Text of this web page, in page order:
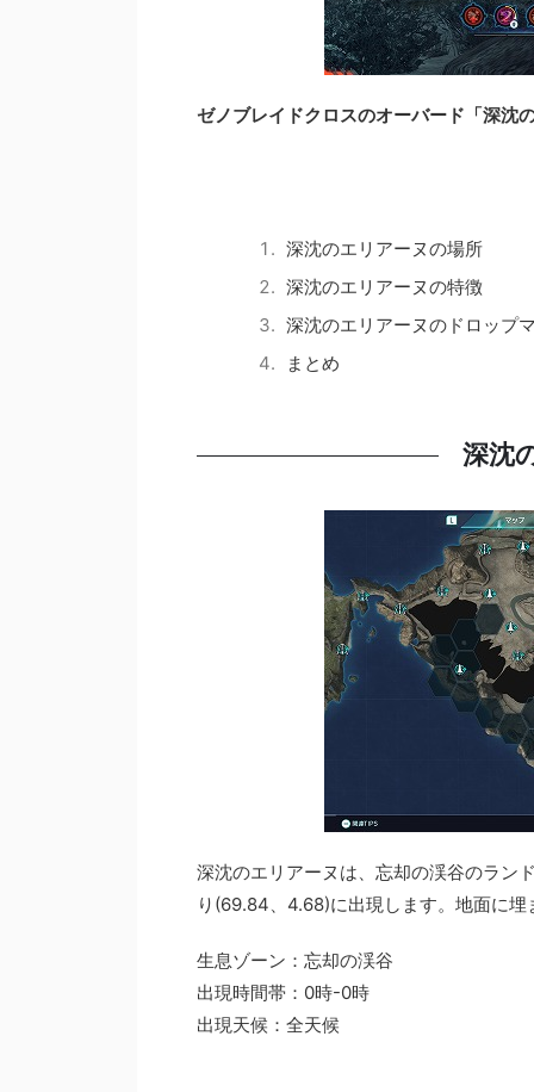
ゼノブレイドクロスのオーバード「深沈
深沈のエリアーヌの場所
深沈のエリアーヌの特徴
深沈のエリアーヌのドロップ
まとめ
深沈
深沈のエリアーヌは、忘却の渓谷のラン
り(69.84、4.68)に出現します。地面に
生息ゾーン：忘却の渓谷
出現時間帯：0時-0時
出現天候：全天候